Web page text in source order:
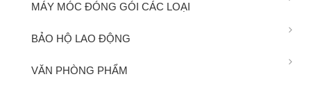
MÁY MÓC ĐÓNG GÓI CÁC LOẠI
BẢO HỘ LAO ĐỘNG
VĂN PHÒNG PHẨM